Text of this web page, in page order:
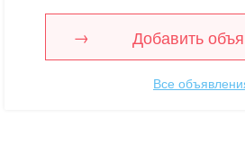
Добавить
Все